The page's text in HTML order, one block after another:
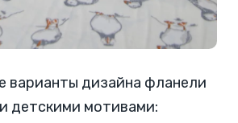
варианты дизайна фланели
детскими мотивами: